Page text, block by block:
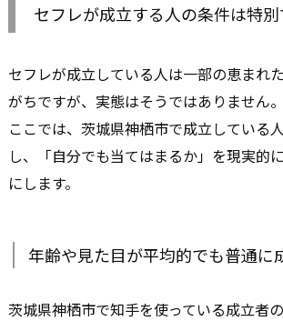
セフレが成立する人の条件は特
セフレが成立している人は一部の恵まれ
がちですが、実態はそうではありません。
ここでは、茨城県神栖市で成立している
し、「自分でも当てはまるか」を現実的
にします。
年齢や見た目が平均的でも普通に
茨城県神栖市で知手を使っている成立者